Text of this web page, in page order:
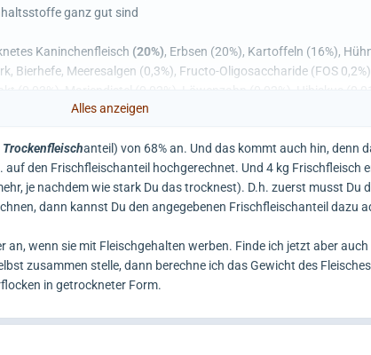
ganz gut sind
Kaninchenfleisch (20%), Erbsen (20%), Kartoffeln (16%),
Bierhefe, Meeresalgen (0,3%), Fructo-Oligosaccharide (FOS
(0,03%), Mariendistel (0,02%), Löwenzahn (0,02%), Hibiskus
Alles anzeigen
Trockenfleischanteil) von 68% an. Und das kommt auch hin, denn
den Frischfleischanteil hochgerechnet. Und 4 kg Frischfleisch
je nachdem wie stark Du das trocknest). D.h. zuerst musst Du
dann kannst Du den angegebenen Frischfleischanteil dazu
an, wenn sie mit Fleischgehalten werben. Finde ich jetzt aber
zusammen stelle, dann berechne ich das Gewicht des
in getrockneter Form.